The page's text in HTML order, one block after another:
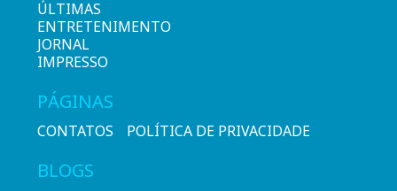
ÚLTIMAS
ENTRETENIMENTO
JORNAL
IMPRESSO
PÁGINAS
CONTATOS POLÍTICA DE PRIVACIDADE
BLOGS